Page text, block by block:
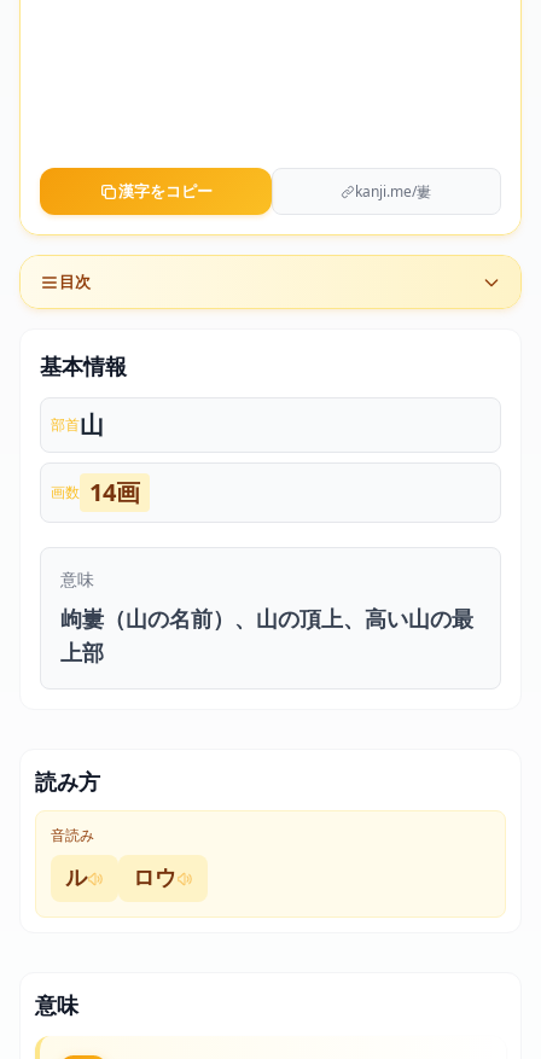
漢字をコピー kanji.me/㟺
目次
基本情報
部首山
画数 14画
意味
岣㟺（山の名前）、山の頂上、高い山の最
上部
読み方
音読み
ル ロウ
意味